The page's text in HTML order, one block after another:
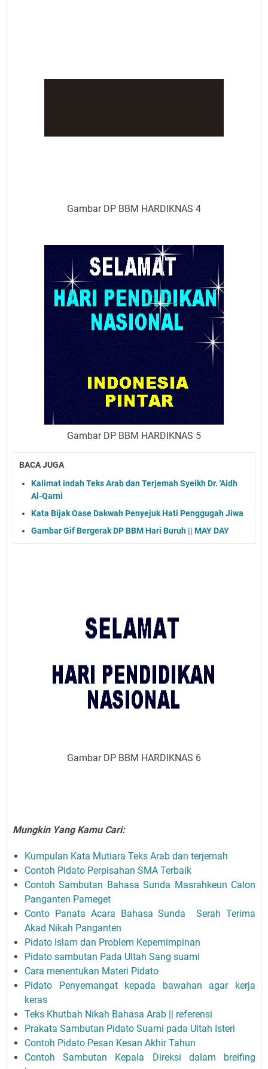
Gambar DP BBM HARDIKNAS 4
Gambar DP BBM HARDIKNAS 5
BACA JUGA
Kalimat indah Teks Arab dan Terjemah Syeikh Dr. 'Aidh
Al-Qarni
Kata Bijak Oase Dakwah Penyejuk Hati Penggugah Jiwa
Gambar Gif Bergerak DP BBM Hari Buruh || MAY DAY
Gambar DP BBM HARDIKNAS 6
Mungkin Yang Kamu Cari:
Kumpulan Kata Mutiara Teks Arab dan terjemah
Contoh Pidato Perpisahan SMA Terbaik
Contoh Sambutan Bahasa Sunda Masrahkeun Calon
Panganten Pameget
Conto Panata Acara Bahasa Sunda Serah Terima
Akad Nikah Panganten
Pidato Islam dan Problem Kepemimpinan
Pidato sambutan Pada Ultah Sang suami
Cara menentukan Materi Pidato
Pidato Penyemangat kepada bawahan agar kerja
keras
Teks Khutbah Nikah Bahasa Arab || referensi
Prakata Sambutan Pidato Suami pada Ultah Isteri
Contoh Pidato Pesan Kesan Akhir Tahun
Contoh Sambutan Kepala Direksi dalam breifing